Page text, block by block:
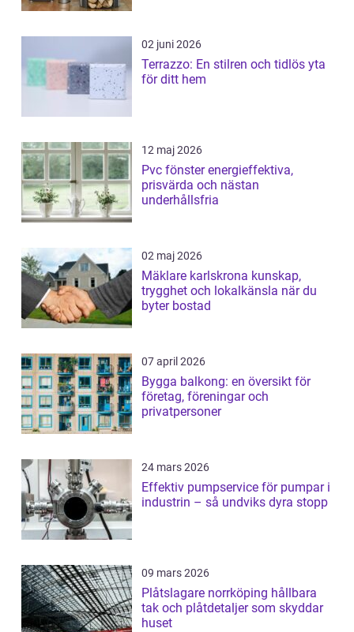
02 juni 2026
Terrazzo: En stilren och tidlös yta
för ditt hem
12 maj 2026
Pvc fönster energieffektiva,
prisvärda och nästan
underhållsfria
02 maj 2026
Mäklare karlskrona kunskap,
trygghet och lokalkänsla när du
byter bostad
07 april 2026
Bygga balkong: en översikt för
företag, föreningar och
privatpersoner
24 mars 2026
Effektiv pumpservice för pumpar i
industrin – så undviks dyra stopp
09 mars 2026
Plåtslagare norrköping hållbara
tak och plåtdetaljer som skyddar
huset